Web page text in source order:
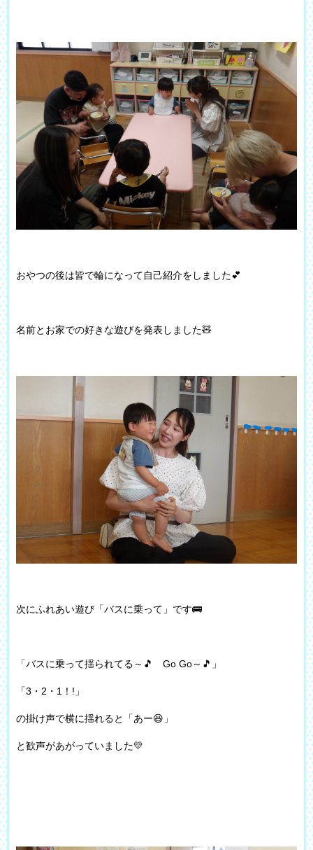
おやつの後は皆で輪になって自己紹介をしました💕
名前とお家での好きな遊びを発表しました🧸
次にふれあい遊び「バスに乗って」です🚌
「バスに乗って揺られてる～🎵 Go Go～🎵」
「3・2・1！!」
の掛け声で横に揺れると「あー😆」
と歓声があがっていました💛